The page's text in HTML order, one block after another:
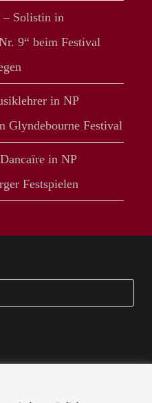
Solistin in
9“ beim Festival
in NP
Glyndebourne Festival
in NP
Festspielen
the